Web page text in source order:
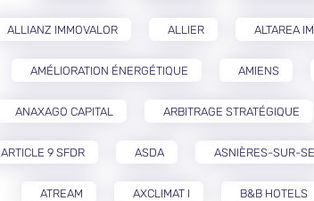
ALLIANZ IMMOVALOR ALLIER ALTAREA IM
AMÉLIORATION ÉNERGÉTIQUE AMIENS
ANAXAGO CAPITAL ARBITRAGE STRATÉGIQUE
ARTICLE 9 SFDR ASDA ASNIÈRES-SUR-
ATREAM AXCLIMAT I B&B HOTELS